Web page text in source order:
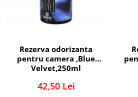
pentru bucatarie
Detergenti Rufe & Intretinere
Detergenti de rufe
Balsam de rufe
concentrate parfumare rufe
Rezerva odorizanta
pentru camera ,Blue
Velvet,250ml
42,50 Lei